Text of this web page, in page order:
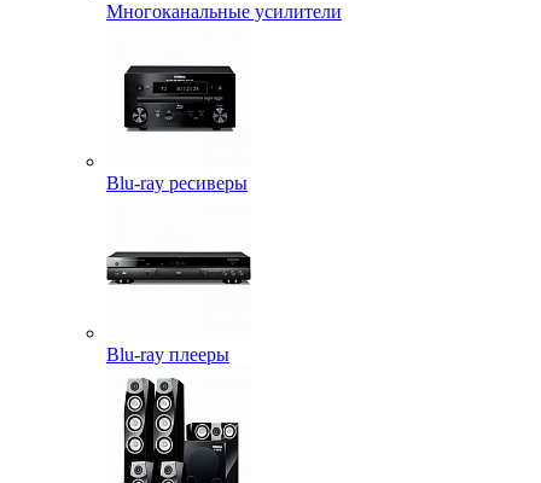
Многоканальные усилители
Blu-ray ресиверы
Blu-ray плееры